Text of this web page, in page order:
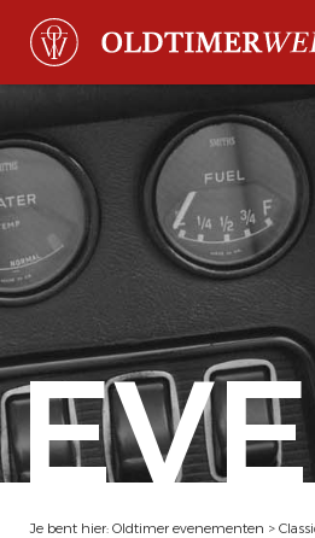
Je bent hier: Oldtimer evenementen >